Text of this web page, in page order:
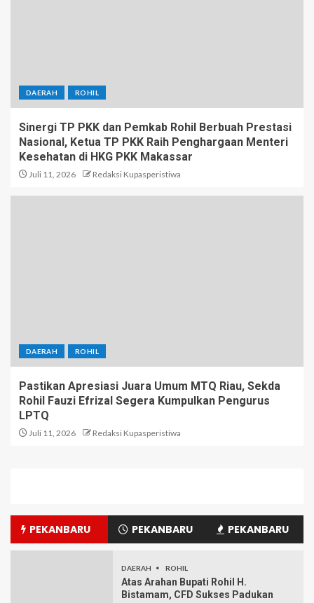
DAERAH ROHIL
Sinergi TP PKK dan Pemkab Rohil Berbuah Prestasi
Nasional, Ketua TP PKK Raih Penghargaan Menteri
Kesehatan di HKG PKK Makassar
Juli 11, 2026 Redaksi Kupasperistiwa
DAERAH ROHIL
Pastikan Apresiasi Juara Umum MTQ Riau, Sekda
Rohil Fauzi Efrizal Segera Kumpulkan Pengurus
LPTQ
Juli 11, 2026 Redaksi Kupasperistiwa
PEKANBARU PEKANBARU PEKANBARU
DAERAH ROHIL
Atas Arahan Bupati Rohil H.
Bistamam, CFD Sukses Padukan